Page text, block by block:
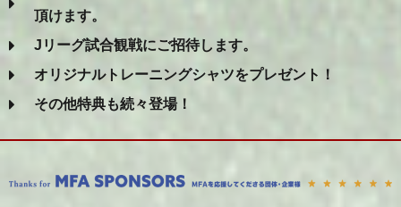
頂けます。
Jリーグ試合観戦にご招待します。
オリジナルトレーニングシャツをプレゼント！
その他特典も続々登場！